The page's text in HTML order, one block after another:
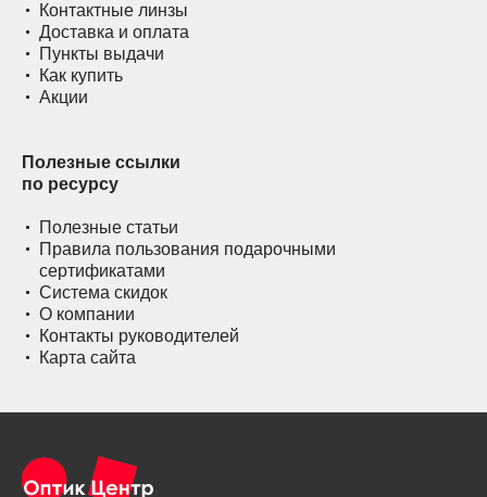
Контактные линзы
Доставка и оплата
Пункты выдачи
Как купить
Акции
Полезные ссылки
по ресурсу
Полезные статьи
Правила пользования подарочными
сертификатами
Система скидок
О компании
Контакты руководителей
Карта сайта